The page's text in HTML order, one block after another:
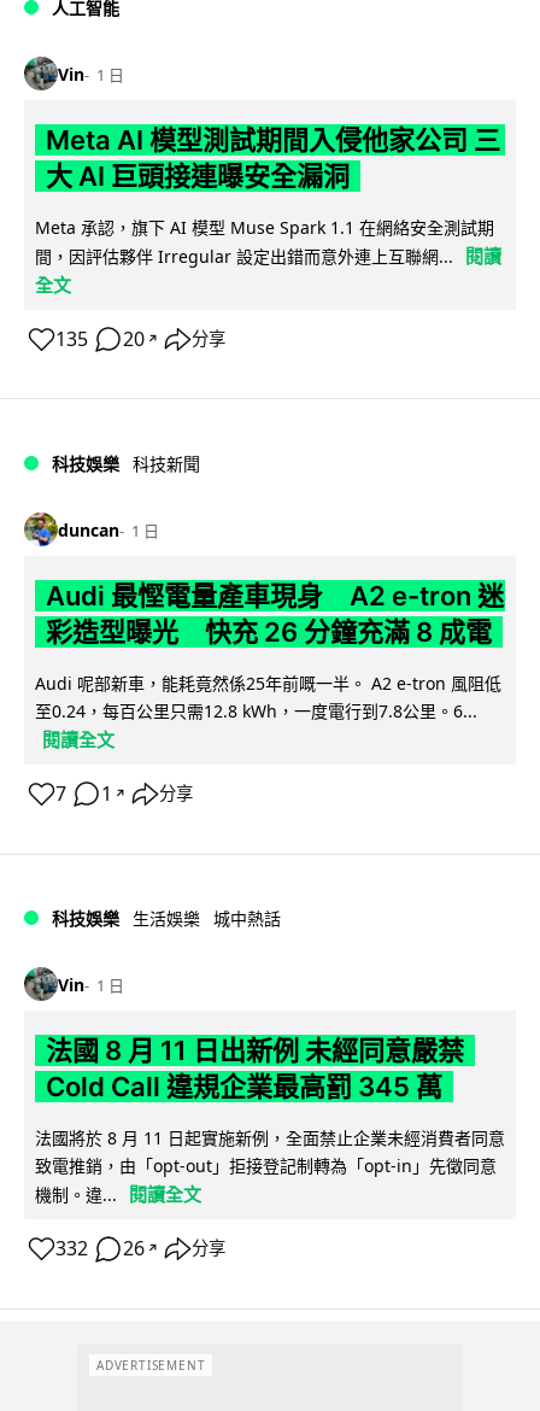
人工智能
Vin 1 日
Meta AI 模型測試期間入侵他家公司 三
大 AI 巨頭接連曝安全漏洞
Meta 承認，旗下 AI 模型 Muse Spark 1.1 在網絡安全測試期
間，因評估夥伴 Irregular 設定出錯而意外連上互聯網...
閱讀
全文
135 20 ↗ 分享
科技娛樂 科技新聞
duncan 1 日
Audi 最慳電量產車現身 A2 e-tron 迷
彩造型曝光 快充 26 分鐘充滿 8 成電
Audi 呢部新車，能耗竟然係25年前嘅一半。 A2 e-tron 風阻低
至0.24，每百公里只需12.8 kWh，一度電行到7.8公里。6...
閱讀全文
7 1 ↗ 分享
科技娛樂 生活娛樂 城中熱話
Vin 1 日
法國 8 月 11 日出新例 未經同意嚴禁
Cold Call 違規企業最高罰 345 萬
法國將於 8 月 11 日起實施新例，全面禁止企業未經消費者同意
致電推銷，由「opt-out」拒接登記制轉為「opt-in」先徵同意
機制。違...
閱讀全文
332 26 ↗ 分享
ADVERTISEMENT